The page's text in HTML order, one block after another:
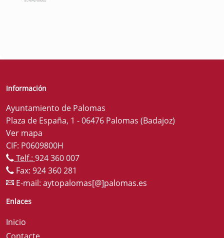
Información
Ayuntamiento de Palomas
Plaza de España, 1 - 06476 Palomas (Badajoz)
Ver mapa
CIF: P0609800H
Telf.: 924 360 007
Fax: 924 360 281
E-mail: aytopalomas[@]palomas.es
Enlaces
Inicio